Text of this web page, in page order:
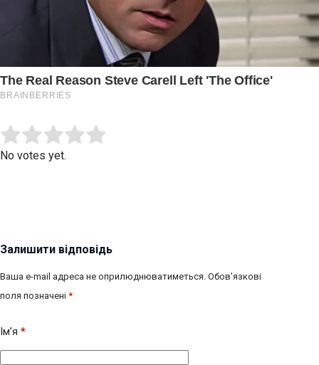
Rate this item:
No votes yet.
Залишити відповідь
Ваша e-mail адреса не оприлюднюватиметься. Обов’язкові
поля позначені *
Ім’я *